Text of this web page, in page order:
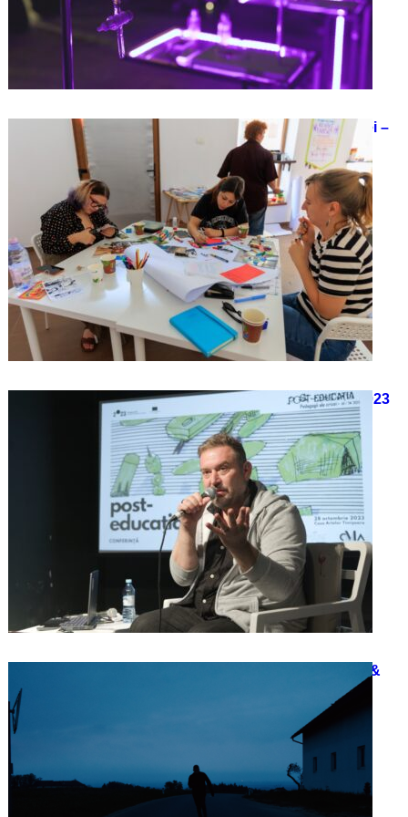
Post Educația – Pedagogii ale crizei –
ateliere
25/01/2024
CONFERINȚA POST-EDUCAȚIA 2023
15/12/2023
CREATE YOUR WORLD – ABOUT &